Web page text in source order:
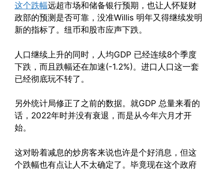
这个跌幅远超市场和储备银行预期，也让人怀疑财
政部的预测是否可靠，没准Willis 明年又得继续发明
新的指标了。纽币和股市应声下跌。
人口继续上升的同时，人均GDP 已经连续8个季度
下跌，而且跌幅还在加速(-1.2%)。进口人口这一套
已经彻底玩不转了。
另外统计局修正了之前的数据。就GDP 总量来看的
话，2022年时并没有衰退，而是从今年六月才开
始。
这对盼着减息的炒房客来说也许是个好消息，但这
个跌幅也有点让人不太确定了。毕竟现在这个政府